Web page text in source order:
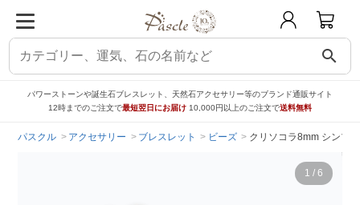
search
パワーストーンや誕生石ブレスレット、天然石アクセサリー等のブランド通販サイト
12時までのご注文で最短翌日にお届け 10,000円以上のご注文で送料無料
パスクル アクセサリー ブレスレット ビーズ クリソコラ8mm シンプ
1 / 6